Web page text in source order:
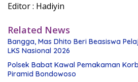
Editor : Hadiyin
Related News
Bangga, Mas Dhito Beri Beasiswa
LKS Nasional 2026
Polsek Babat Kawal Pemakaman
Piramid Bondowoso